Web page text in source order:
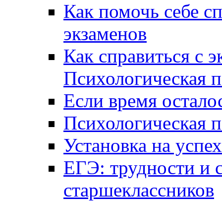
Как помочь себе
экзаменов
Как справиться с
Психологическая
Если время
Психологическая
Установка на успех
ЕГЭ: трудности и
старшеклассников